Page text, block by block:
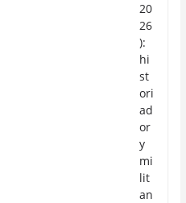
20
26
):
hi
st
ori
ad
or
y
mi
lit
an